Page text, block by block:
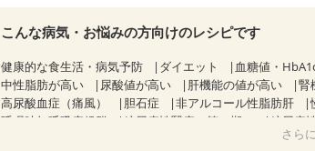
こんな病気・お悩みの方向けのレシピです
健康的な食生活・病気予防 ダイエット 血糖値・
中性脂肪が高い
尿酸値が高い 肝機能の値が高い 腎
高尿酸血症（痛風）
胆石症 非アルコール性脂肪肝
睡眠時無呼吸症候群
糖尿病性腎症（第１期） 糖尿病
乳が
さら